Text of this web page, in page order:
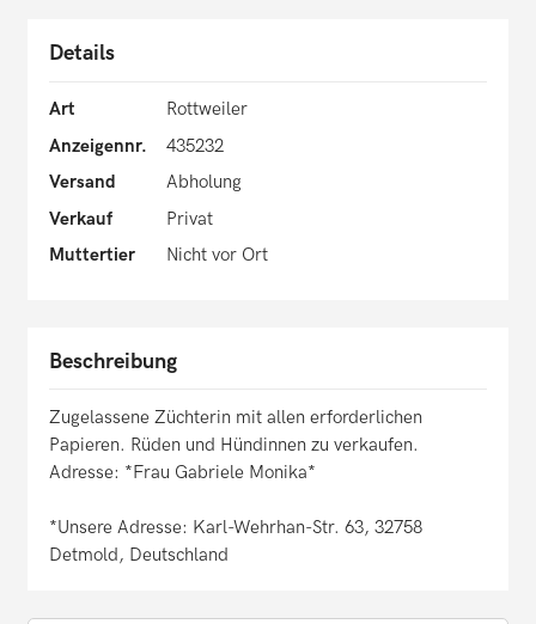
Details
Art
Rottweiler
Anzeigennr.
435232
Versand
Abholung
Verkauf
Privat
Muttertier
Nicht vor Ort
Beschreibung
Zugelassene Züchterin mit allen erforderlichen
Papieren. Rüden und Hündinnen zu verkaufen.
Adresse: *Frau Gabriele Monika*
*Unsere Adresse: Karl-Wehrhan-Str. 63, 32758
Detmold, Deutschland